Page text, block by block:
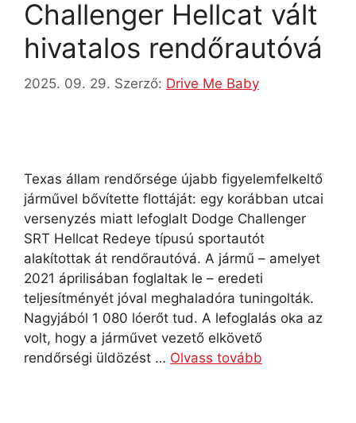
Challenger Hellcat vált
hivatalos rendőrautóvá
2025. 09. 29. Szerző: Drive Me Baby
Texas állam rendőrsége újabb figyelemfelkeltő
járművel bővítette flottáját: egy korábban utcai
versenyzés miatt lefoglalt Dodge Challenger
SRT Hellcat Redeye típusú sportautót
alakítottak át rendőrautóvá. A jármű – amelyet
2021 áprilisában foglaltak le – eredeti
teljesítményét jóval meghaladóra tuningolták.
Nagyjából 1 080 lóerőt tud. A lefoglalás oka az
volt, hogy a járművet vezető elkövető
rendőrségi üldözést … Olvass tovább